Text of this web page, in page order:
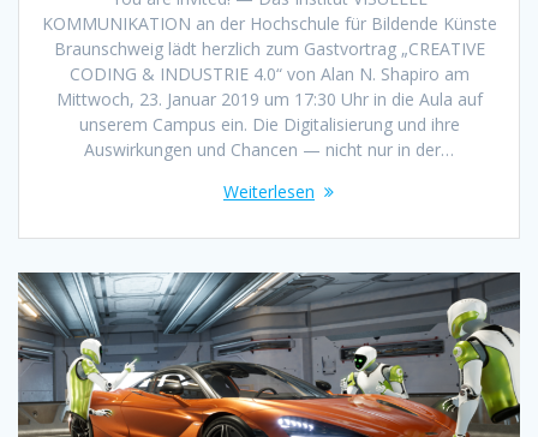
KOMMUNIKATION an der Hochschule für Bildende Künste
Braunschweig lädt herzlich zum Gastvortrag „CREATIVE
CODING & INDUSTRIE 4.0“ von Alan N. Shapiro am
Mittwoch, 23. Januar 2019 um 17:30 Uhr in die Aula auf
unserem Campus ein. Die Digitalisierung und ihre
Auswirkungen und Chancen — nicht nur in der…
Weiterlesen